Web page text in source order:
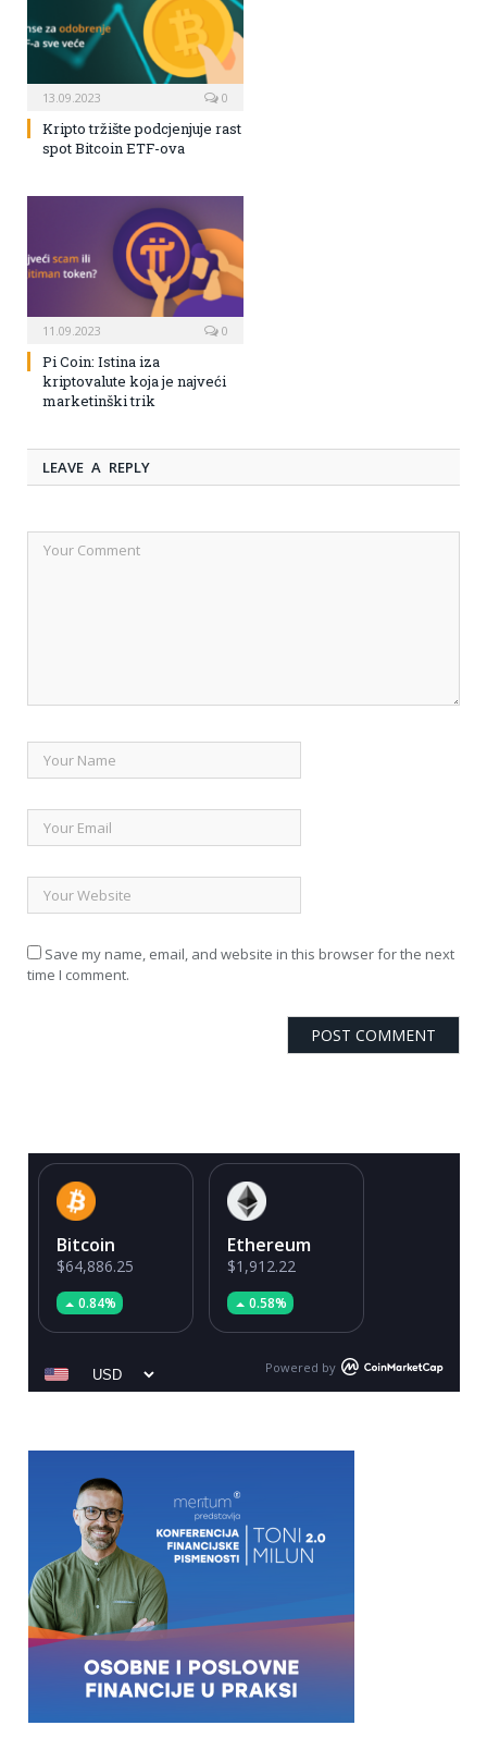
13.09.2023 0
Kripto tržište podcjenjuje rast
spot Bitcoin ETF-ova
11.09.2023 0
Pi Coin: Istina iza
kriptovalute koja je najveći
marketinški trik
LEAVE A REPLY
Save my name, email, and website in this browser for the next
time I comment.
Bitcoin
$64,886.25
0.84%
Ethereum
$1,912.22
0.58%
Powered by